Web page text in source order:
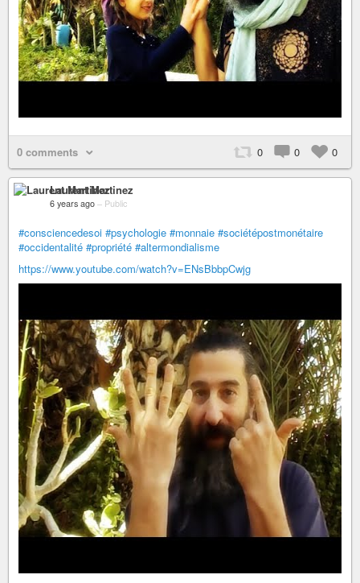
0 comments 0 0 0
Laurent Martinez
6 years ago – Public
#consciencedesoi #psychologie #monnaie #sociétépostmonétaire
#occidentalité #propriété #altermondialisme
https://www.youtube.com/watch?v=ENsBbbpCwjg